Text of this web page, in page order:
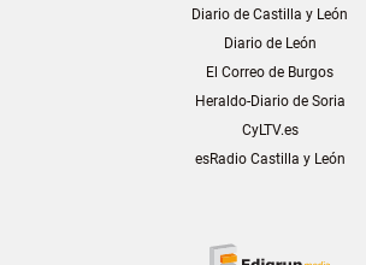
Diario de Castilla y León
Diario de León
El Correo de Burgos
Heraldo-Diario de Soria
CyLTV.es
esRadio Castilla y León